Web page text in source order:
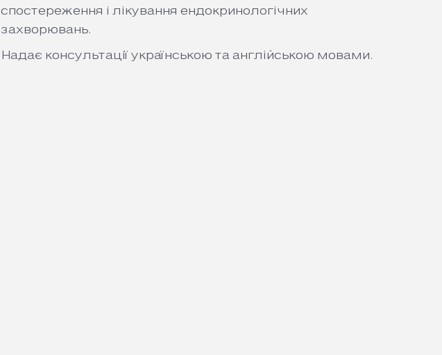
спостереження і лікування ендокринологічних
захворювань.
Надає консультації українською та англійською мовами.